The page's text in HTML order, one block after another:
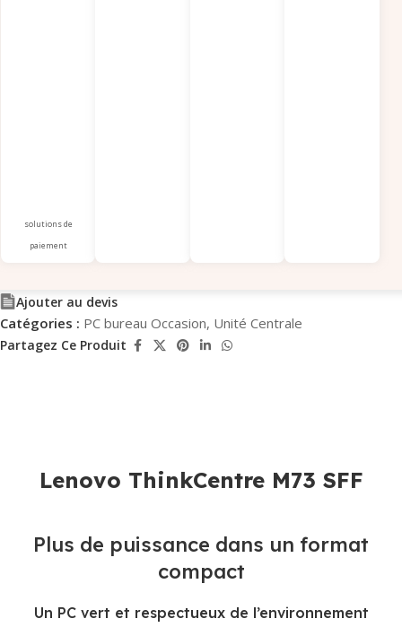
solutions de
paiement
Ajouter au devis
Catégories : PC bureau Occasion, Unité Centrale
Partagez Ce Produit
Lenovo ThinkCentre M73 SFF
Plus de puissance dans un format
compact
Un PC vert et respectueux de l’environnement